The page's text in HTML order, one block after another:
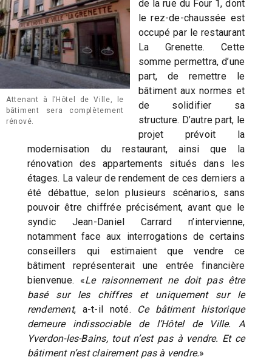
Attenant à l’Hôtel de Ville, le
bâtiment sera complètement
rénové.
de la rue du Four 1, dont
le rez-de-chaussée est
occupé par le restaurant
La Grenette. Cette
somme permettra, d’une
part, de remettre le
bâtiment aux normes et
de solidifier sa
structure. D’autre part, le
projet prévoit la
modernisation du restaurant, ainsi que la
rénovation des appartements situés dans les
étages. La valeur de rendement de ces derniers a
été débattue, selon plusieurs scénarios, sans
pouvoir être chiffrée précisément, avant que le
syndic Jean-Daniel Carrard n’intervienne,
notamment face aux interrogations de certains
conseillers qui estimaient que vendre ce
bâtiment représenterait une entrée financière
bienvenue. «Le raisonnement ne doit pas être
basé sur les chiffres et uniquement sur le
rendement, a-t-il noté. Ce bâtiment historique
demeure indissociable de l’Hôtel de Ville. A
Yverdon-les-Bains, tout n’est pas à vendre. Et ce
bâtiment n’est clairement pas à vendre.»